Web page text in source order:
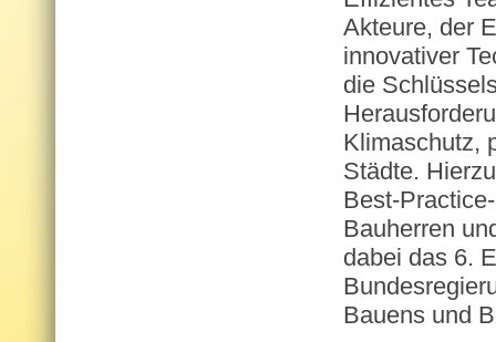
Akteure, der
innovativer
die
Klimaschutz,
Städte.
Best-
Bauherren
dabei das 6.
Bauens und